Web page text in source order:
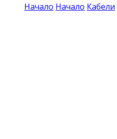
Начало Начало Кабели